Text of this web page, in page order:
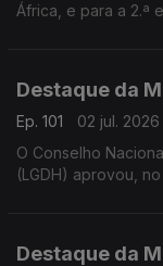
África, e para a 2.ª
Destaque da
Ep. 101
02 jul. 2026
O Conselho
(LGDH) aprovou,
Destaque da